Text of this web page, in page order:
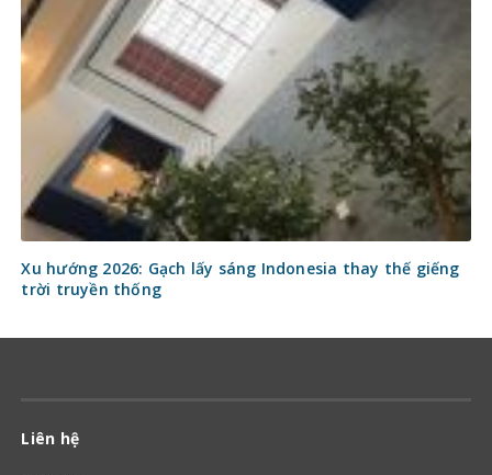
Xu hướng 2026: Gạch lấy sáng Indonesia thay thế giếng
trời truyền thống
Liên hệ